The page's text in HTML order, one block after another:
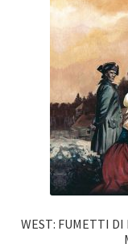
WEST: FUMETTI